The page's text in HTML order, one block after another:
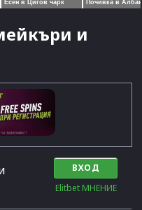
и
ВХОД
Elitbet МНЕНИЕ